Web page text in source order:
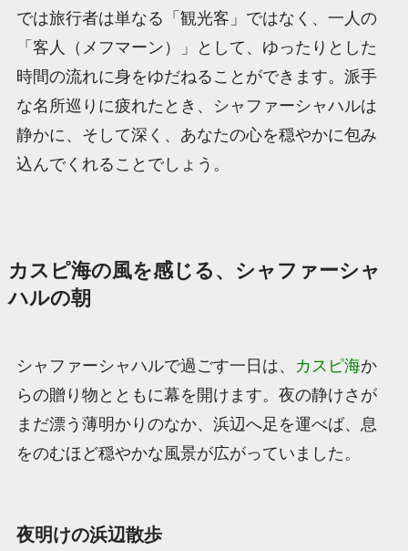
では旅行者は単なる「観光客」ではなく、一人の
「客人（メフマーン）」として、ゆったりとした
時間の流れに身をゆだねることができます。派手
な名所巡りに疲れたとき、シャファーシャハルは
静かに、そして深く、あなたの心を穏やかに包み
込んでくれることでしょう。
カスピ海の風を感じる、シャファーシャ
ハルの朝
シャファーシャハルで過ごす一日は、 カスピ海か
らの贈り物とともに幕を開けます。夜の静けさが
まだ漂う薄明かりのなか、浜辺へ足を運べば、息
をのむほど穏やかな風景が広がっていました。
夜明けの浜辺散歩